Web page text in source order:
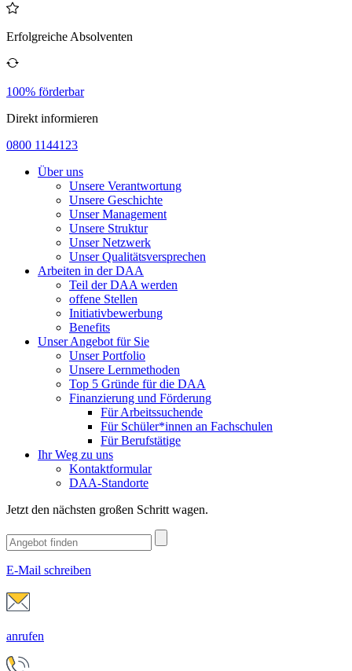
Erfolgreiche Absolventen
100% förderbar
Direkt informieren
0800 1144123
Über uns
Unsere Verantwortung
Unsere Geschichte
Unser Management
Unsere Struktur
Unser Netzwerk
Unser Qualitätsversprechen
Arbeiten in der DAA
Teil der DAA werden
offene Stellen
Initiativbewerbung
Benefits
Unser Angebot für Sie
Unser Portfolio
Unsere Lernmethoden
Top 5 Gründe für die DAA
Finanzierung und Förderung
Für Arbeitssuchende
Für Schüler*innen an Fachschulen
Für Berufstätige
Ihr Weg zu uns
Kontaktformular
DAA-Standorte
Jetzt den nächsten großen Schritt wagen.
E-Mail schreiben
anrufen